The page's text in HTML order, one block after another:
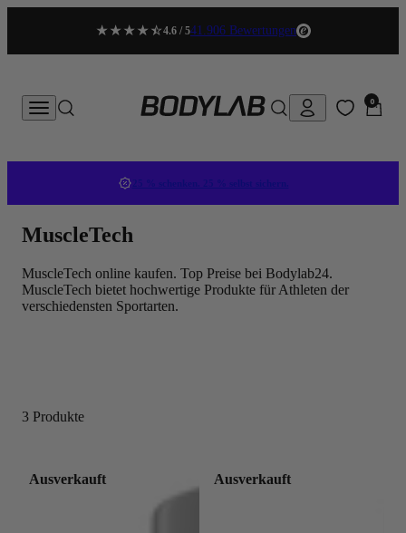
4.6 / 541.906 Bewertungen
MenüSuche BODYLAB SucheKonto 0 Artikel
0
25 % schenken. 25 % selbst sichern.
MuscleTech
MuscleTech online kaufen. Top Preise bei Bodylab24.
MuscleTech bietet hochwertige Produkte für Athleten der
verschiedensten Sportarten.
3 Produkte
Ausverkauft Ausverkauft